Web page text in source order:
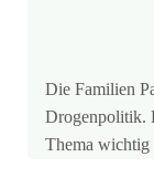
Die Familien
Drogenpolitik.
Thema wichtig